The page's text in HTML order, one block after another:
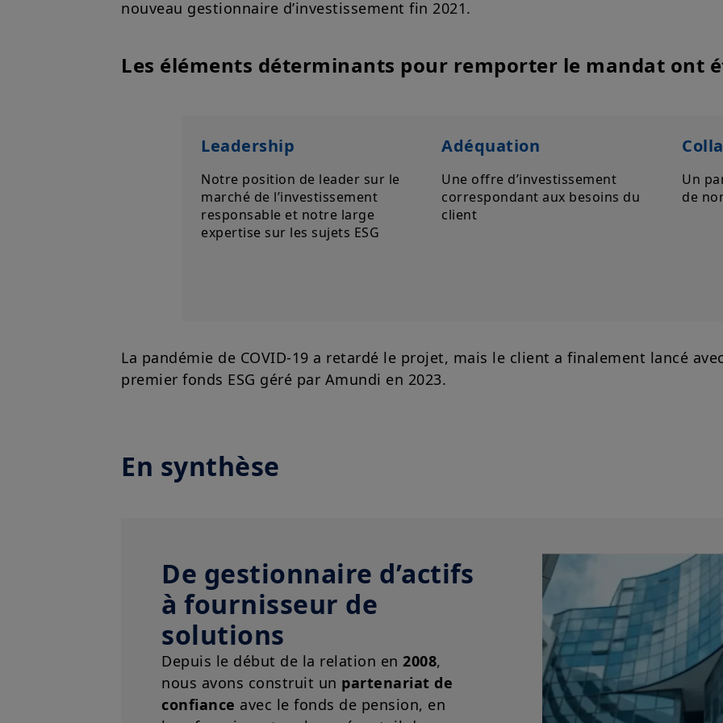
nouveau gestionnaire d’investissement fin 2021.
Les éléments déterminants pour remporter le mandat ont
Leadership
Notre position de leader sur le
marché de l’investissement
responsable et notre large
expertise sur les sujets ESG
Adéquation
Une offre d’investissement
correspondant aux besoins du
client
Un
de
La pandémie de COVID-19 a retardé le projet, mais le client a finalement lancé
premier fonds ESG géré par Amundi en 2023.
En synthèse
De gestionnaire d’actifs
à fournisseur de
solutions
Depuis le début de la relation en 2008,
nous avons construit un partenariat de
confiance avec le fonds de pension, en
temps et être mises à jour par Amundi Asset
aux «Mentions légales / Conditions générales d’accès